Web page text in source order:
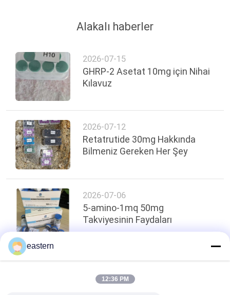
Alakalı haberler
2026-07-15
GHRP-2 Asetat 10mg için Nihai
Kılavuz
2026-07-12
Retatrutide 30mg Hakkında
Bilmeniz Gereken Her Şey
2026-07-06
5-amino-1mq 50mg
Takviyesinin Faydaları
Sayfanın Üstü
eastern
12:36 PM